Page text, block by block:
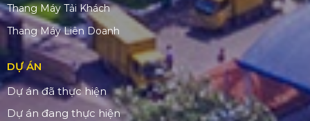
Thang Máy Tải Khách
Thang Máy Liên Doanh
DỰ ÁN
Dự án đã thực hiện
Dự án đang thực hiện